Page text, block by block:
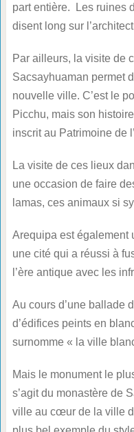
part entière. Les ruines
disent long sur
Par ailleurs, la visite de
Sacsayhuaman permet
nouvelle ville. C’est le
Picchu, mais son
inscrit au Patrimoine de
La visite de ces lieux
une occasion de faire
lamas, ces animaux si
Arequipa est également
une cité qui a réussi à
l’ère antique avec les
Au cours d’une ballade
d’édifices peints en
surnomme « la ville
Mais le monument le
s’agit du monastère de
ville au cœur de la ville